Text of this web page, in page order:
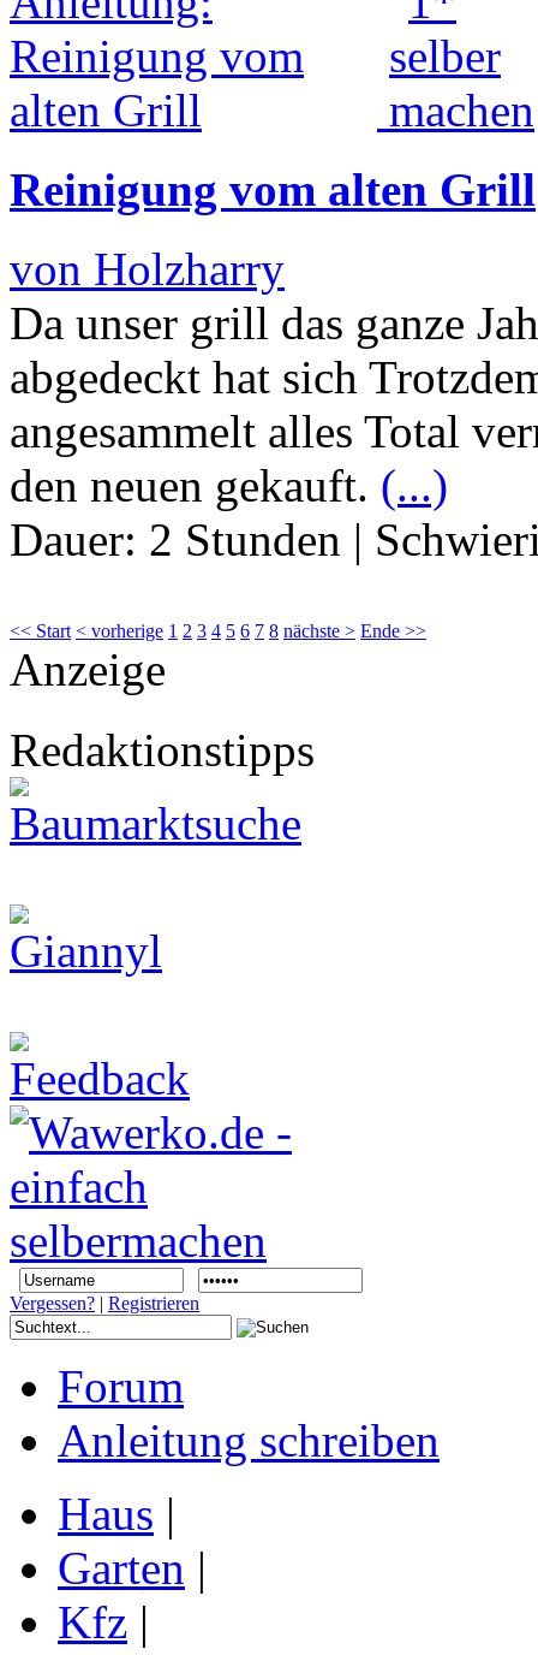
Reinigung vom alten Grill
von Holzharry
Da unser grill das ganze
abgedeckt hat sich
angesammelt alles Total
den neuen gekauft. (...)
Dauer: 2 Stunden |
<< Start < vorherige 1 2 3 4 5 6 7 8 nächste > Ende >>
Anzeige
Redaktionstipps
Vergessen? | Registrieren
Forum
Anleitung schreiben
Haus |
Garten |
Kfz |